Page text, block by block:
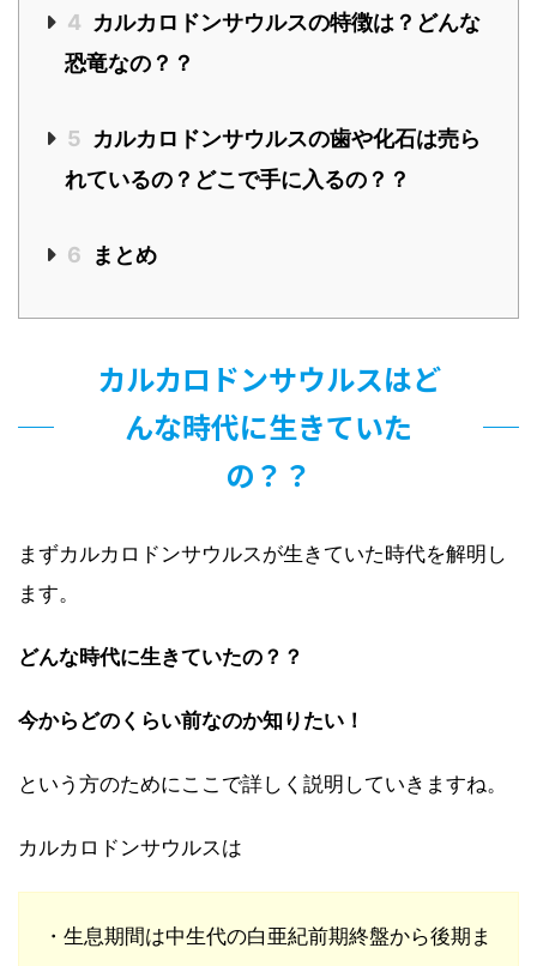
4 カルカロドンサウルスの特徴は？どんな
恐竜なの？？
5 カルカロドンサウルスの歯や化石は売ら
れているの？どこで手に入るの？？
6 まとめ
カルカロドンサウルスはど
んな時代に生きていた
の？？
まずカルカロドンサウルスが生きていた時代を解明し
ます。
どんな時代に生きていたの？？
今からどのくらい前なのか知りたい！
という方のためにここで詳しく説明していきますね。
カルカロドンサウルスは
・生息期間は中生代の白亜紀前期終盤から後期ま